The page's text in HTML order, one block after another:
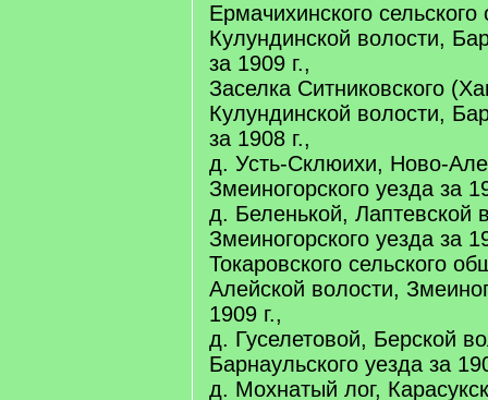
Ермачихинского
Кулундинской волости,
за 1909 г.,
Заселка Ситниковского
Кулундинской волости,
за 1908 г.,
д. Усть-Склюихи, Ново-
Змеиногорского уезда за
д. Беленькой, Лаптевской
Змеиногорского уезда за
Токаровского сельского
Алейской волости,
1909 г.,
д. Гуселетовой, Берской
Барнаульского уезда за
д. Мохнатый лог,